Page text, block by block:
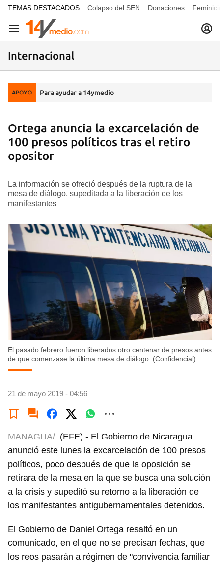
common.go-to-content
TEMAS DESTACADOS Colapso del SEN Donaciones
Navegación
Internacional
APOYO Para ayudar a 14ymedio
Ortega anuncia la excarcelación de
100 presos políticos tras el retiro
opositor
La información se ofreció después de la ruptura de la
mesa de diálogo, supeditada a la liberación de los
manifestantes
El pasado febrero fueron liberados otro centenar de presos antes
de que comenzase la última mesa de diálogo. (Confidencial)
21 de mayo 2019 - 04:56
MANAGUA/ (EFE).- El Gobierno de Nicaragua
anunció este lunes la excarcelación de 100 presos
políticos, poco después de que la oposición se
retirara de la mesa en la que se busca una solución
a la crisis y supeditó su retorno a la liberación de
los manifestantes antigubernamentales detenidos.
El Gobierno de Daniel Ortega resaltó en un
comunicado, en el que no se precisan fechas, que
los reos pasarán a régimen de "convivencia familiar